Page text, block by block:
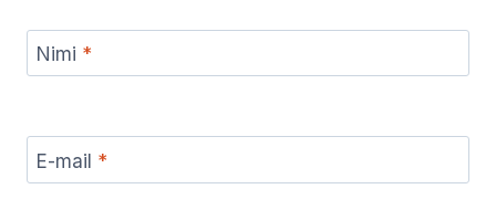
Nimi *
E-mail *